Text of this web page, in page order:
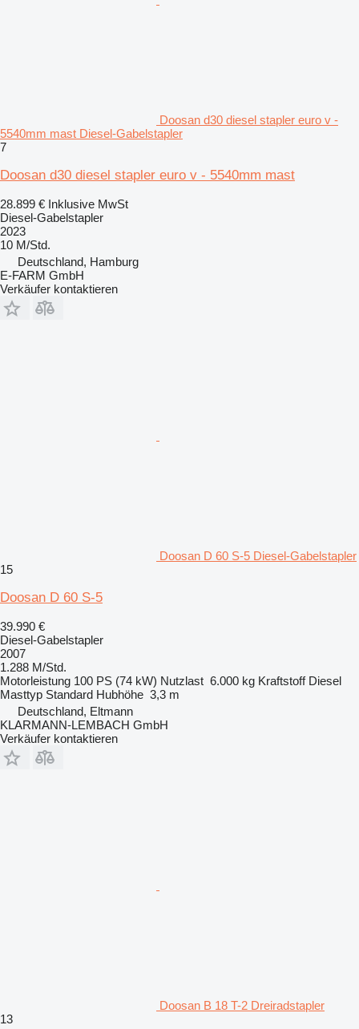
Doosan d30 diesel stapler euro v -
5540mm mast Diesel-Gabelstapler
7
Doosan d30 diesel stapler euro v - 5540mm mast
28.899 € Inklusive MwSt
Diesel-Gabelstapler
2023
10 M/Std.
Deutschland, Hamburg
E-FARM GmbH
Verkäufer kontaktieren
Doosan D 60 S-5 Diesel-Gabelstapler
15
Doosan D 60 S-5
39.990 €
Diesel-Gabelstapler
2007
1.288 M/Std.
Motorleistung 100 PS (74 kW) Nutzlast 6.000 kg Kraftstoff Diesel
Masttyp Standard Hubhöhe 3,3 m
Deutschland, Eltmann
KLARMANN-LEMBACH GmbH
Verkäufer kontaktieren
Doosan B 18 T-2 Dreiradstapler
13